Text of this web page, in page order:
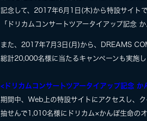
記念して、2017年6月1日(木)から特設サイトで
「ドリカムコンサートツアータイアップ記念
また、2017年7月3日(月)から、DREAMS
総計20,000名様に当たるキャンペーンも実施し
<ドリカムコンサートツアータイアップ記念 か
期間中、Web上の特設サイトにアクセスし、ク
抽せんで1,010名様にドリカム×かんぽ生命のオ